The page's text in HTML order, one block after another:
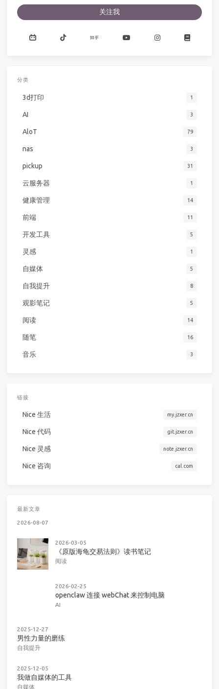
关注我
分类
3d打印 1
AI 3
AloT 79
nas 3
pickup 31
云服务器 1
健康管理 14
前端 11
开发工具 5
灵感 1
自媒体 5
自我提升 8
观影笔记 5
阅读 14
随笔 16
音乐 3
链接
Nice 生活 my.jzxer.cn
Nice 代码 git.jzxer.cn
Nice 灵感 note.jzxer.cn
Nice 咨询 cal.com
最新文章
2026-08-07
2026-03-05
《原版海龟交易法则》读书笔记
阅读
2026-02-25
openclaw 连接 webChat 来控制电脑
AI
2025-12-27
男性力量的磨练
自我提升
2025-12-05
我做自媒体的工具
自媒体